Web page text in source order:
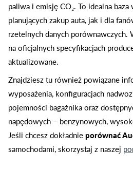
paliwa i emisję CO₂. To idealna
planujących zakup auta, jak i dla
rzetelnych danych porównawczych.
na oficjalnych specyfikacjach
aktualizowane.
Znajdziesz tu również powiązane
wyposażenia, konfiguracjach
pojemności bagażnika oraz
napędowych – benzynowych,
Jeśli chcesz dokładnieporównać
samochodami, skorzystaj z naszej